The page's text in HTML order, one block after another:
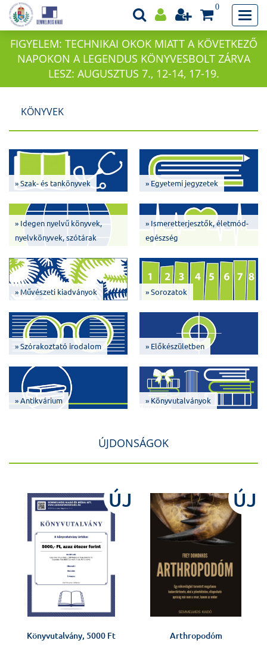
0
FIGYELEM: TECHNIKAI OKOK MIATT A KÖVETKEZŐ
NAPOKON A LEGENDUS KÖNYVESBOLT ZÁRVA
LESZ: AUGUSZTUS 7., 12-14, 17-19.
KÖNYVEK
» Szak- és tankönyvek » Egyetemi jegyzetek
» Idegen nyelvű könyvek,
nyelvkönyvek, szótárak
» Ismeretterjesztők, életmód-
egészség
» Művészeti kiadványok » Sorozatok
» Szórakoztató irodalom » Előkészületben
» Antikvárium » Könyvutalványok
ÚJDONSÁGOK
ÚJ
Könyvutalvány, 5000 Ft
ÚJ
Arthropodóm